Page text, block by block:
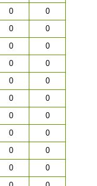
0
0
0
0
0
0
0
0
0
0
0
0
0
0
0
0
0
0
0
0